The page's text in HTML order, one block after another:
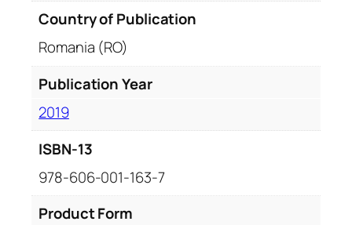
Country of Publication
Romania (RO)
Publication Year
2019
ISBN-13
978-606-001-163-7
Product Form